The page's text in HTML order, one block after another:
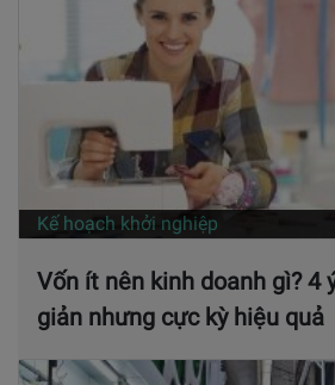
Kế hoạch khởi nghiệp
Vốn ít nên kinh doanh gì? 4
giản nhưng cực kỳ hiệu quả